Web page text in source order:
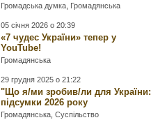
Громадська думка Громадянська
05 січня 2026 о 20:39
«7 чудес України» тепер у
YouTube!
Громадянська
29 грудня 2025 о 21:22
"Що я/ми зробив/ли для України:
підсумки 2026 року
Громадянська ,Суспільство